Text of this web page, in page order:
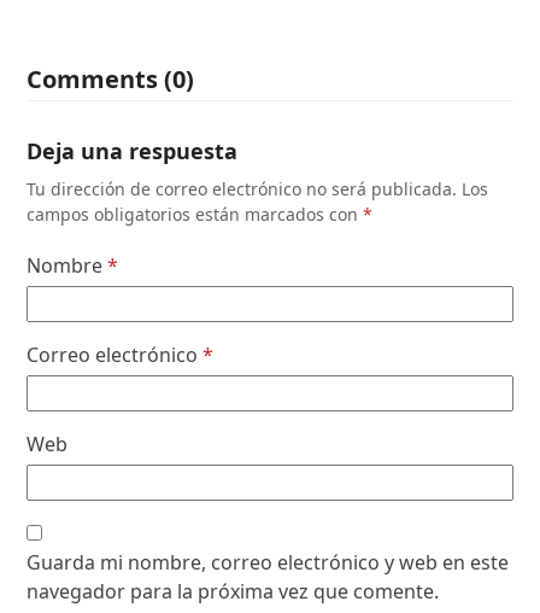
Comments (0)
Deja una respuesta
Tu dirección de correo electrónico no será publicada. Los
campos obligatorios están marcados con*
Nombre*
Correo electrónico*
Web
Guarda mi nombre, correo electrónico y web en este
navegador para la próxima vez que comente.